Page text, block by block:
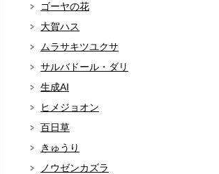
ゴーヤの花
大賀ハス
ムラサキツユクサ
サルバドール・ダリ
生成AI
ヒメジョオン
百日草
きゅうり
ノウゼンカズラ